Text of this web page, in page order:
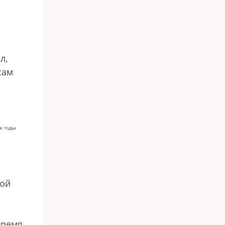
годы